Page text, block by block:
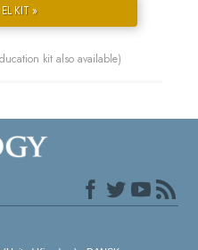
KIT »
kit also available)